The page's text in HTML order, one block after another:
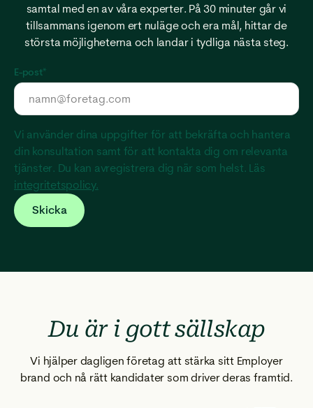
samtal med en av våra experter. På 30 minuter går vi
tillsammans igenom ert nuläge och era mål, hittar de
största möjligheterna och landar i tydliga nästa steg.
E-post*
Vi använder dina uppgifter för att bekräfta och hantera
din konsultation samt för att kontakta dig om relevanta
tjänster. Du kan avregistrera dig när som helst. Läs
integritetspolicy.
Du är i gott sällskap
Vi hjälper dagligen företag att stärka sitt Employer
brand och nå rätt kandidater som driver deras framtid.